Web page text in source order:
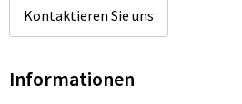
Kontaktieren Sie uns
Informationen